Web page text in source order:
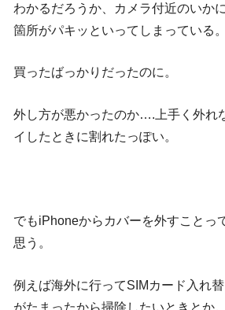
わかるだろうか、カメラ付近のいか
箇所がパキッといってしまっている。
買ったばっかりだったのに。
外し方が悪かったのか….上手く外れ
イしたときに割れたっぽい。
でもiPhoneからカバーを外すことっ
思う。
例えば海外に行ってSIMカード入れ
がたまったから掃除したいときとか。